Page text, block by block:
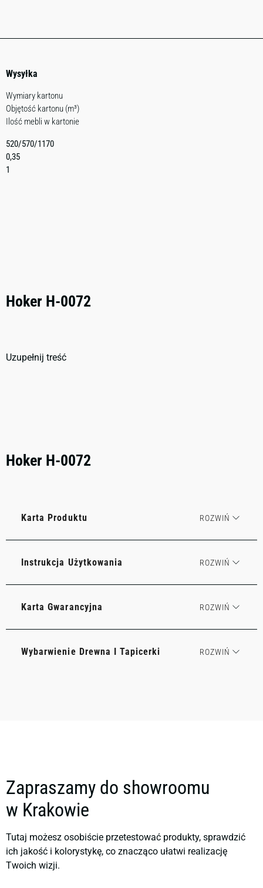
Wysyłka
Wymiary kartonu
Objętość kartonu (m³)
Ilość mebli w kartonie
520/570/1170
0,35
1
Hoker H-0072
Uzupełnij treść
Hoker H-0072
Karta Produktu
Instrukcja Użytkowania
Karta Gwarancyjna
Wybarwienie Drewna I Tapicerki
Zapraszamy do showroomu
w Krakowie
Tutaj możesz osobiście przetestować produkty, sprawdzić
ich jakość i kolorystykę, co znacząco ułatwi realizację
Twoich wizji.